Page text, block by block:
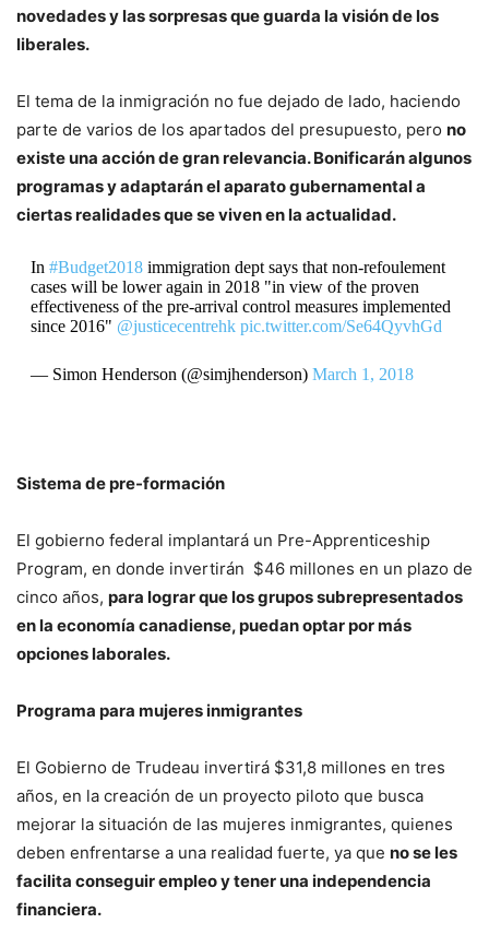
novedades y las sorpresas que guarda la visión de los
liberales.
El tema de la inmigración no fue dejado de lado, haciendo
parte de varios de los apartados del presupuesto, pero no
existe una acción de gran relevancia. Bonificarán algunos
programas y adaptarán el aparato gubernamental a
ciertas realidades que se viven en la actualidad.
In #Budget2018immigration dept says that non-refoulement
cases will be lower again in 2018 "in view of the proven
effectiveness of the pre-arrival control measures implemented
since 2016" @justicecentrehk pic.twitter.com/Se64QyvhGd
— Simon Henderson (@simjhenderson) March 1, 2018
Sistema de pre-formación
El gobierno federal implantará un Pre-Apprenticeship
Program, en donde invertirán $46 millones en un plazo de
cinco años, para lograr que los grupos subrepresentados
en la economía canadiense, puedan optar por más
opciones laborales.
Programa para mujeres inmigrantes
El Gobierno de Trudeau invertirá $31,8 millones en tres
años, en la creación de un proyecto piloto que busca
mejorar la situación de las mujeres inmigrantes, quienes
deben enfrentarse a una realidad fuerte, ya que no se les
facilita conseguir empleo y tener una independencia
financiera.